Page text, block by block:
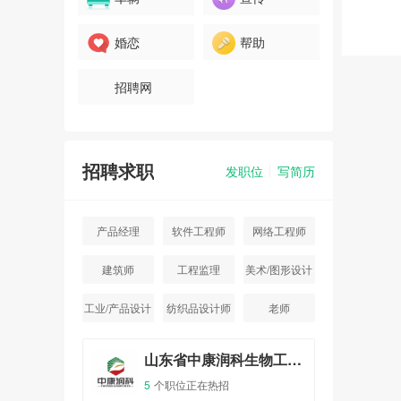
婚恋 帮助
招聘网
发职位 写简历
招聘求职
产品经理 软件工程师 网络工程师
建筑师 工程监理 美术/图形设计
工业/产品设计 纺织品设计师 老师
山东省中康润科生物工程有限公司
5 个职位正在热招